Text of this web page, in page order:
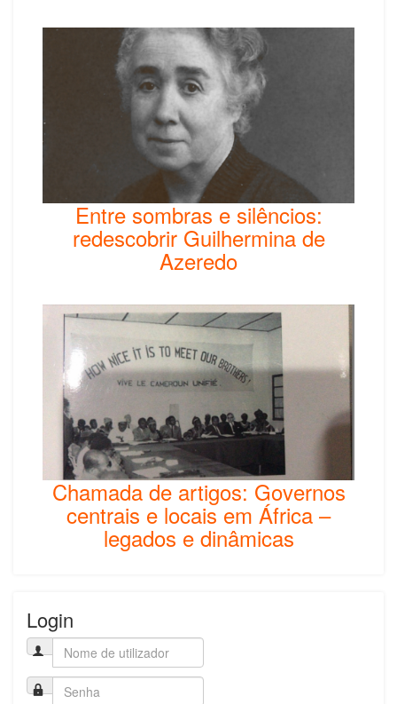
Entre sombras e silêncios:
redescobrir Guilhermina de
Azeredo
Chamada de artigos: Governos
centrais e locais em África –
legados e dinâmicas
Login